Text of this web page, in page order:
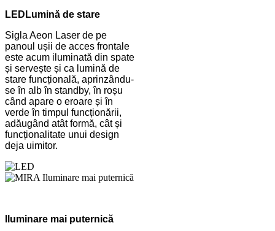
LED Lumină de stare
Sigla Aeon Laser de pe
panoul ușii de acces frontale
este acum iluminată din spate
și servește și ca lumină de
stare funcțională, aprinzându-
se în alb în standby, în roșu
când apare o eroare și în
verde în timpul funcționării,
adăugând atât formă, cât și
funcționalitate unui design
deja uimitor.
Iluminare mai puternică